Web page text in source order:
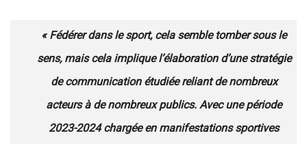
« Fédérer dans le sport, cela semble tomber sous le
sens, mais cela implique l’élaboration d’une stratégie
de communication étudiée reliant de nombreux
acteurs à de nombreux publics. Avec une période
2023-2024 chargée en manifestations sportives